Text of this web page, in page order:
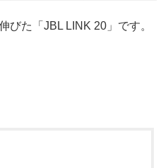
びた「JBL LINK 20」です。